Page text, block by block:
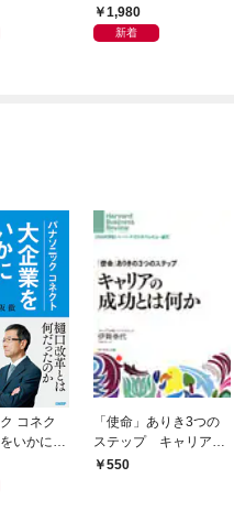
も「生産性」も手に入
れる方法
1,980
新着
コネク
いかに変
「使命」ありき3つの
ステップ キャリアの
成功とは何か
550